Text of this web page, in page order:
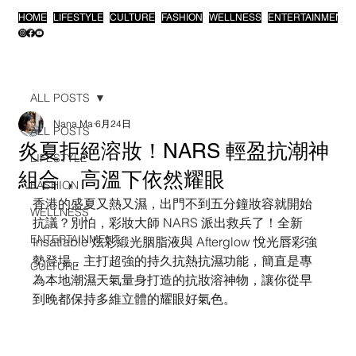
HOME LIFESTYLE CULTURE FASHION WELLNESS ENTERTAINMENT
ALL POSTS
LIFESTYLE
FASHION
WELLNESS
ENTERTAINMENT
CULTURE
ALL POSTS
炎夏拒絕溶妝！NARS 輕盈抗潮神
組合，高溫下依然耀眼
Nana Ma 6月24日
香港的盛夏又熱又濕，出門不到五分鐘妝容就開始
抗議？別怕，彩妝大師 NARS 派出救兵了！全新
Insatiable 炫彩緞光胭脂液與 Afterglow 悅光唇彩強
勢登場，主打超強的持久抗熱抗濕功能，簡直是專
為本地潮濕天氣量身打造的抗妝溶神物，讓你從早
到晚都保持多維立體的耀眼好氣色。